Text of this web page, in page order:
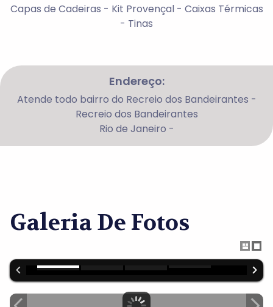
Capas de Cadeiras - Kit Provençal - Caixas Térmicas
- Tinas
Endereço:
Atende todo bairro do Recreio dos Bandeirantes -
Recreio dos Bandeirantes
Rio de Janeiro -
Galeria De Fotos